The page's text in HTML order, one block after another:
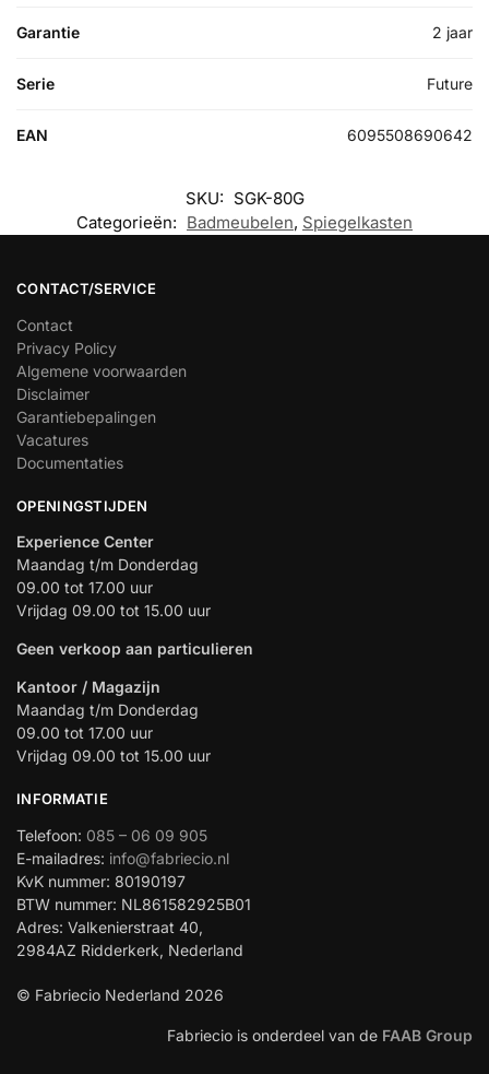
Garantie 2 jaar
Serie Future
EAN 6095508690642
SKU: SGK-80G
Categorieën: Badmeubelen, Spiegelkasten
CONTACT/SERVICE
Contact
Privacy Policy
Algemene voorwaarden
Disclaimer
Garantiebepalingen
Vacatures
Documentaties
OPENINGSTIJDEN
Experience Center
Maandag t/m Donderdag
09.00 tot 17.00 uur
Vrijdag 09.00 tot 15.00 uur
Geen verkoop aan particulieren
Kantoor / Magazijn
Maandag t/m Donderdag
09.00 tot 17.00 uur
Vrijdag 09.00 tot 15.00 uur
INFORMATIE
Telefoon: 085 – 06 09 905
E-mailadres: info@fabriecio.nl
KvK nummer: 80190197
BTW nummer: NL861582925B01
Adres: Valkenierstraat 40,
2984AZ Ridderkerk, Nederland
© Fabriecio Nederland 2026
Fabriecio is onderdeel van de FAAB Group